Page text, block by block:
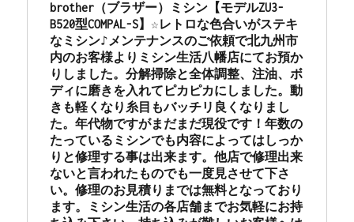
様
よ
り
☆
北
九
州
市
の
ミ
シ
ン
専
brother（ブラザー）ミシン【モデルZU3-
B520型COMPAL-S】☆レトロな色合いがステキ
なミシン♪メンテナンスのご依頼で北九州市
内のお客様よりミシン生活八幡店にてお預か
りしました。分解掃除と全体調整、注油、ボ
ディに磨きを入れてピカピカにしました。動
きも軽くなり糸目もバッチリ良くなりまし
た。年代物ですがまだまだ現役です！年数の
たっているミシンでも内容によってはしっか
りと修理する事は出来ます。他店で修理出来
ないと言われたものでも一度見させて下さ
い。修理のお見積りまでは無料となっており
ます。ミシン生活の各店舗までお気軽にお持